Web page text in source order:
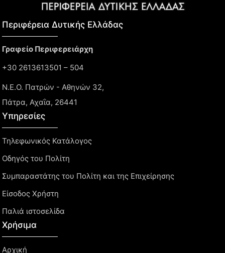
Περιφέρεια Δυτικής Ελλάδας​
Γραφείο Περιφερειάρχη
+30 2613613501 – 504
Ν.Ε.Ο. Πατρών - Αθηνών 32,
Πάτρα, Αχαΐα, 26441
Υπηρεσίες
Τηλεφωνικός Κατάλογος
Οδηγός του Πολίτη
Συμπαραστάτης του Πολίτη και της Επιχείρησης
Είσοδος Χρήστη
Παλιά ιστοσελίδα
Χρήσιμα
Αρχική